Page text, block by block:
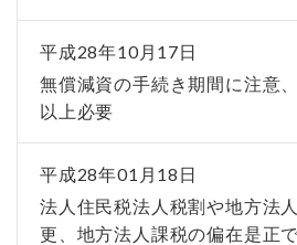
平成28年10月17日
無償減資の手続き期間に注意
以上必要
平成28年01月18日
法人住民税法人税割や地方法
更、地方法人課税の偏在是正で